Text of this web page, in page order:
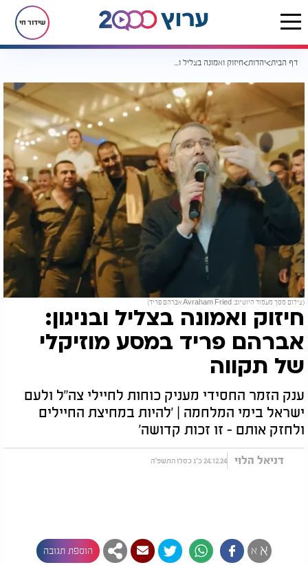
שידור חי
דף הבית יהדות חיזוק ואמונה בצליל ובניגון: אברהם פריד במסע מוזיקלי של תקווה
(צילום מסך מעמוד היוטיוב: Avraham Fried אברהם פריד)
חיזוק ואמונה בצליל ובניגון:
אברהם פריד במסע מוזיקלי
של תקווה
ענק הזמר החסידי מעניק כוחות לחיילי צה"ל ולעם
ישראל בימי המלחמה | 'להיות במחיצת החיילים
ולחזק אותם - זו זכות קדושה'
דניאל הלוי 24.12.24 כ"ג כסלו התשפ"ה
א א הוספת תגובה